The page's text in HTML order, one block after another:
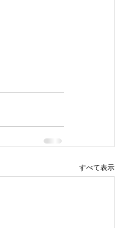
すべて表示